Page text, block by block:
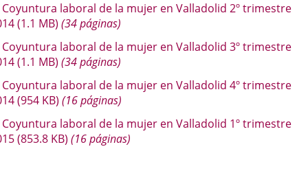
Coyuntura laboral de la mujer en Valladolid 2º trimestre
(1.1 MB) (34 páginas)
Coyuntura laboral de la mujer en Valladolid 3º trimestre
(1.1 MB) (34 páginas)
Coyuntura laboral de la mujer en Valladolid 4º trimestre
(954 KB) (16 páginas)
Coyuntura laboral de la mujer en Valladolid 1º trimestre
(853.8 KB) (16 páginas)